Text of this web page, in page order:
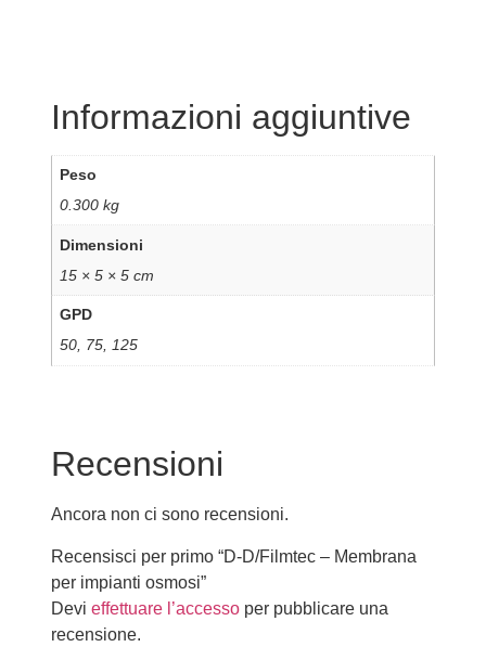
Informazioni aggiuntive
Peso
0.300 kg
Dimensioni
15 × 5 × 5 cm
GPD
50, 75, 125
Recensioni
Ancora non ci sono recensioni.
Recensisci per primo “D-D/Filmtec – Membrana
per impianti osmosi”
Devi effettuare l’accessoper pubblicare una
recensione.